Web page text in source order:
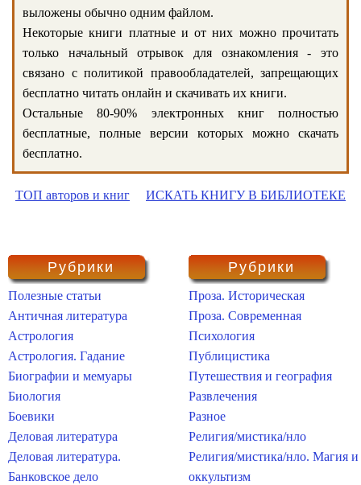
выложены обычно одним файлом.
Некоторые книги платные и от них можно прочитать
только начальный отрывок для ознакомления - это
связано с политикой правообладателей, запрещающих
бесплатно читать онлайн и скачивать их книги.
Остальные 80-90% электронных книг полностью
бесплатные, полные версии которых можно скачать
бесплатно.
ТОП авторов и книг ИСКАТЬ КНИГУ В БИБЛИОТЕКЕ
Рубрики
Полезные статьи
Античная литература
Астрология
Астрология. Гадание
Биографии и мемуары
Биология
Боевики
Деловая литература
Деловая литература.
Банковское дело
Рубрики
Проза. Историческая
Проза. Современная
Психология
Публицистика
Путешествия и география
Развлечения
Разное
Религия/мистика/нло
Религия/мистика/нло. Магия и
оккультизм